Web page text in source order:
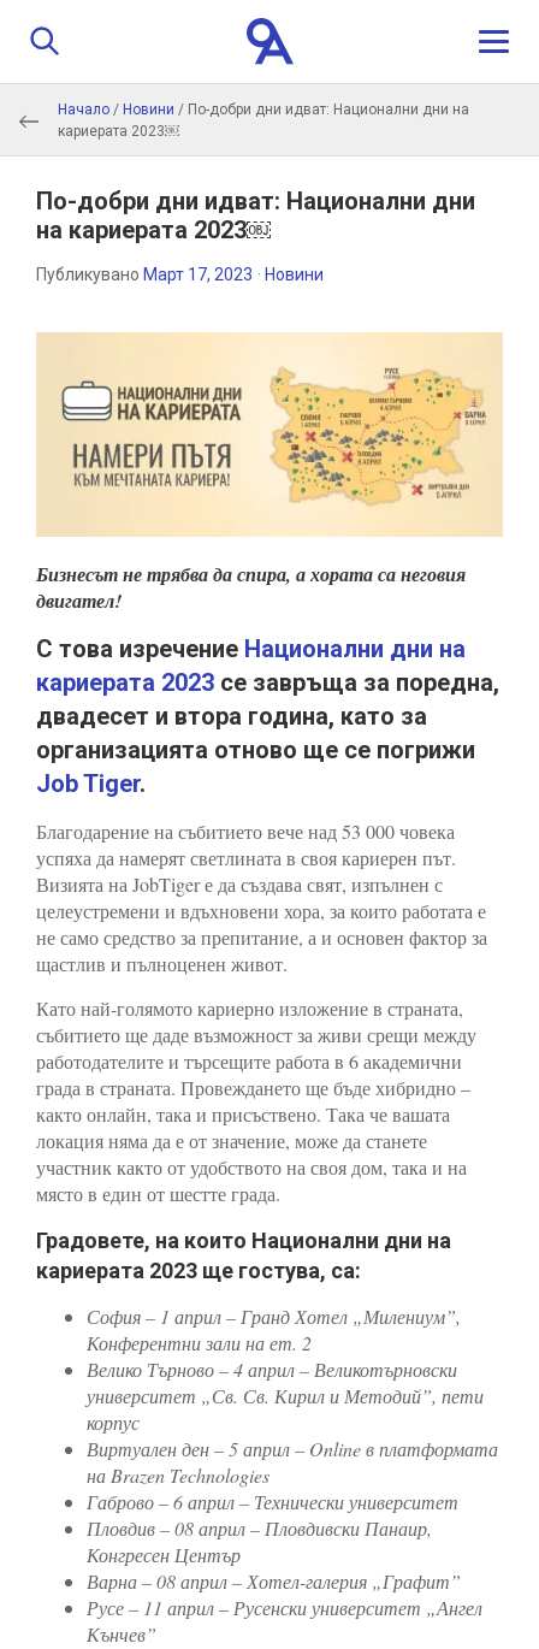
Програма
Истории
Обучители
Контакти
Кандидатстване
Начало / Новини / По-добри дни идват: Национални дни на
кариерата 2023￼
По-добри дни идват: Национални дни
на кариерата 2023￼
Публикувано Март 17, 2023 · Новини
Бизнесът не трябва да спира, а хората са неговия
двигател!
С това изречение Национални дни на
кариерата 2023 се завръща за поредна,
двадесет и втора година, като за
организацията отново ще се погрижи
Job Tiger.
Благодарение на събитието вече над 53 000 човека
успяха да намерят светлината в своя кариерен път.
Визията на JobTiger е да създава свят, изпълнен с
целеустремени и вдъхновени хора, за които работата е
не само средство за препитание, а и основен фактор за
щастлив и пълноценен живот.
Като най-голямото кариерно изложение в страната,
събитието ще даде възможност за живи срещи между
работодателите и търсещите работа в 6 академични
града в страната. Провеждането ще бъде хибридно –
както онлайн, така и присъствено. Така че вашата
локация няма да е от значение, може да станете
участник както от удобството на своя дом, така и на
място в един от шестте града.
Градовете, на които Национални дни на
кариерата 2023 ще гостува, са:
София – 1 април – Гранд Хотел „Милениум”,
Конферентни зали на ет. 2
Велико Търново – 4 април – Великотърновски
университет „Св. Св. Кирил и Методий”, пети
корпус
Виртуален ден – 5 април – Online в платформата
на Brazen Technologies
Габрово – 6 април – Технически университет
Пловдив – 08 април – Пловдивски Панаир,
Конгресен Център
Варна – 08 април – Хотел-галерия „Графит”
Русе – 11 април – Русенски университет „Ангел
Кънчев”